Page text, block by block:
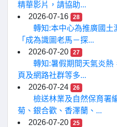
精華影片，請協助...
2026-07-16
28
轉知:本中心為推廣國土
「成為識圖老馬－探...
2026-07-20
27
轉知:暑假期間天氣炎熱
頁及網路社群等多...
2026-07-24
26
檢送林業及自然保育署
菊、銀合歡、香澤蘭、...
2026-07-20
25